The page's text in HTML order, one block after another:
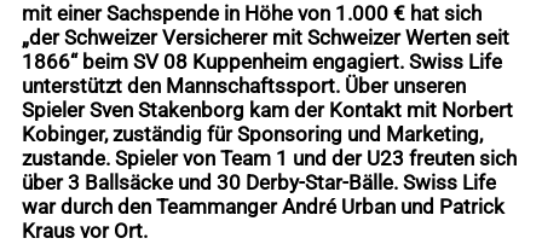
mit einer Sachspende in Höhe von 1.000 € hat sich
„der Schweizer Versicherer mit Schweizer Werten seit
1866“ beim SV 08 Kuppenheim engagiert. Swiss Life
unterstützt den Mannschaftssport. Über unseren
Spieler Sven Stakenborg kam der Kontakt mit Norbert
Kobinger, zuständig für Sponsoring und Marketing,
zustande. Spieler von Team 1 und der U23 freuten sich
über 3 Ballsäcke und 30 Derby-Star-Bälle. Swiss Life
war durch den Teammanger André Urban und Patrick
Kraus vor Ort.